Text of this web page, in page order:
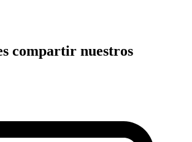
compartir nuestros